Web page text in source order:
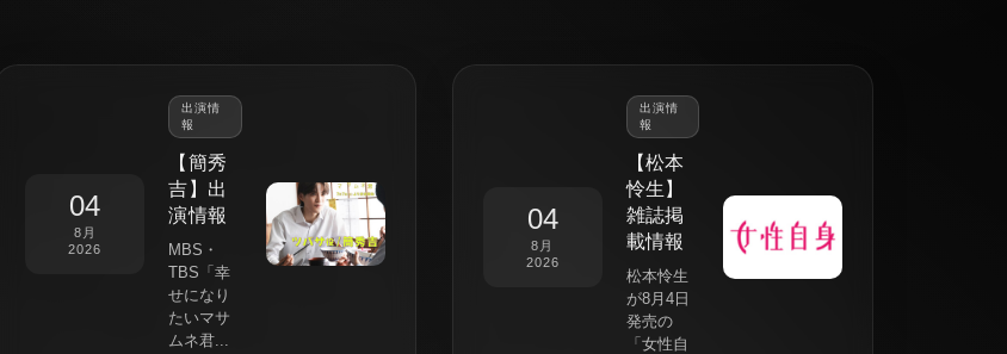
04
8月
2026
出演情
報
【簡秀
吉】出
演情報
MBS・
TBS「幸
せになり
たいマサ
ムネ君...
04
8月
2026
出演情
報
【松本
怜生】
雑誌掲
載情報
松本怜生
が8月4日
発売の
「女性自